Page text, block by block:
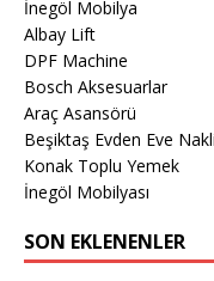
İnegöl Mobilya
Albay Lift
DPF Machine
Bosch Aksesuarlar
Araç Asansörü
Beşiktaş Evden Eve
Konak Toplu Yemek
İnegöl Mobilyası
SON EKLENENLER